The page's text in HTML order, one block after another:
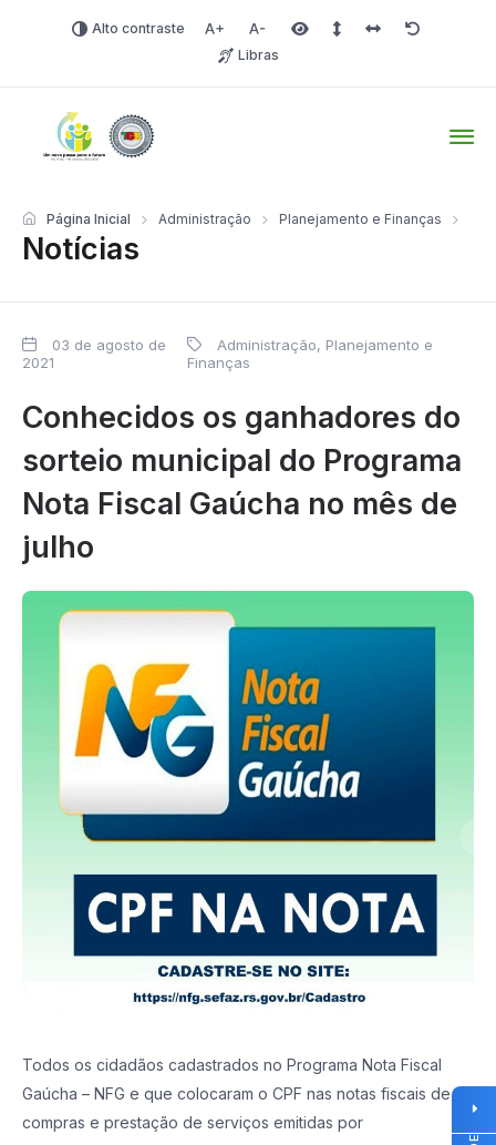
Alto contraste Aumentar fonte
Diminuir fonteÁrea selecionada
Espaçamento de linha
Espaço dos
Redefinir
Libras
Notícias
Página Inicial Administração Planejamento e Finanças
03 de agosto de
2021
Administração, Planejamento e
Finanças
Conhecidos os ganhadores do
sorteio municipal do Programa
Nota Fiscal Gaúcha no mês de
julho
Todos os cidadãos cadastrados no Programa Nota Fiscal
Gaúcha – NFG e que colocaram o CPF nas notas fiscais de
compras e prestação de serviços emitidas por